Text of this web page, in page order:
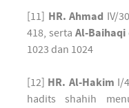
[11] HR. Ahmad IV/
418, serta Al-Baihaqi
1023 dan 1024
[12] HR. Al-Hakim I/
hadits shahih